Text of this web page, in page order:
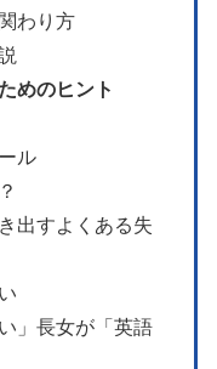
わり方
めのヒント
ル
出すよくある失
」長女が「英語